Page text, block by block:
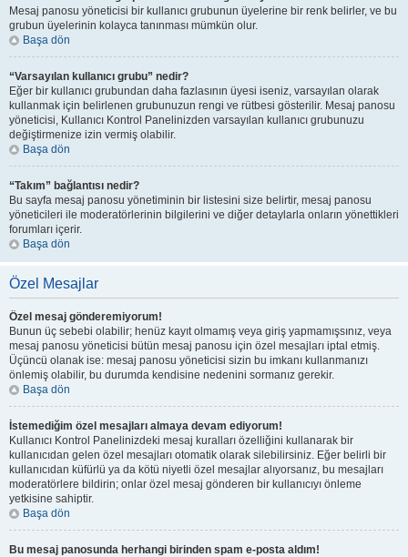
Mesaj panosu yöneticisi bir kullanıcı grubunun üyelerine bir renk belirler, ve bu
grubun üyelerinin kolayca tanınması mümkün olur.
Başa dön
“Varsayılan kullanıcı grubu” nedir?
Eğer bir kullanıcı grubundan daha fazlasının üyesi iseniz, varsayılan olarak
kullanmak için belirlenen grubunuzun rengi ve rütbesi gösterilir. Mesaj panosu
yöneticisi, Kullanıcı Kontrol Panelinizden varsayılan kullanıcı grubunuzu
değiştirmenize izin vermiş olabilir.
Başa dön
“Takım” bağlantısı nedir?
Bu sayfa mesaj panosu yönetiminin bir listesini size belirtir, mesaj panosu
yöneticileri ile moderatörlerinin bilgilerini ve diğer detaylarla onların yönettikleri
forumları içerir.
Başa dön
Özel Mesajlar
Özel mesaj gönderemiyorum!
Bunun üç sebebi olabilir; henüz kayıt olmamış veya giriş yapmamışsınız, veya
mesaj panosu yöneticisi bütün mesaj panosu için özel mesajları iptal etmiş.
Üçüncü olanak ise: mesaj panosu yöneticisi sizin bu imkanı kullanmanızı
önlemiş olabilir, bu durumda kendisine nedenini sormanız gerekir.
Başa dön
İstemediğim özel mesajları almaya devam ediyorum!
Kullanıcı Kontrol Panelinizdeki mesaj kuralları özelliğini kullanarak bir
kullanıcıdan gelen özel mesajları otomatik olarak silebilirsiniz. Eğer belirli bir
kullanıcıdan küfürlü ya da kötü niyetli özel mesajlar alıyorsanız, bu mesajları
moderatörlere bildirin; onlar özel mesaj gönderen bir kullanıcıyı önleme
yetkisine sahiptir.
Başa dön
Bu mesaj panosunda herhangi birinden spam e-posta aldım!